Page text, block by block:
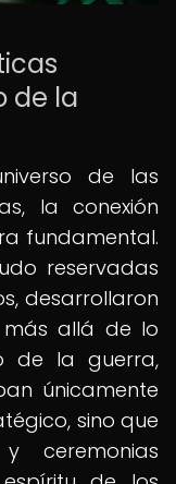
de la
de las
la conexión
fundamental.
reservadas
desarrollaron
allá de lo
de la guerra,
únicamente
sino que
ceremonias